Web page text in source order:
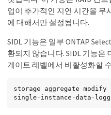
업이 추가적인 지연 시간을 무
에 대해서만 설정됩니다.
SIDL 기능은 일부 ONTAP
환되지 않습니다. SIDL 기능은
게이트 레벨에서 비활성화할
storage aggregate modify
single-instance-data-